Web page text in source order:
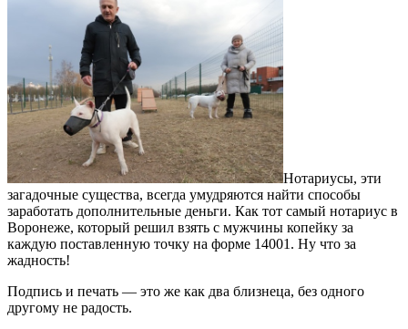
Нотариусы, эти
загадочные существа, всегда умудряются найти способы
заработать дополнительные деньги. Как тот самый нотариус в
Воронеже, который решил взять с мужчины копейку за
каждую поставленную точку на форме 14001. Ну что за
жадность!
Подпись и печать — это же как два близнеца, без одного
другому не радость.